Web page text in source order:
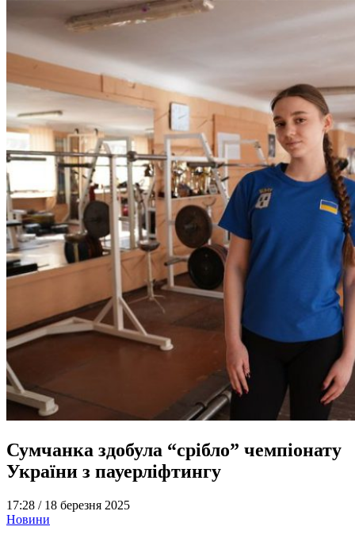
Сумчанка здобула “срібло” чемпіонату
України з пауерліфтингу
17:28 / 18 березня 2025
Новини